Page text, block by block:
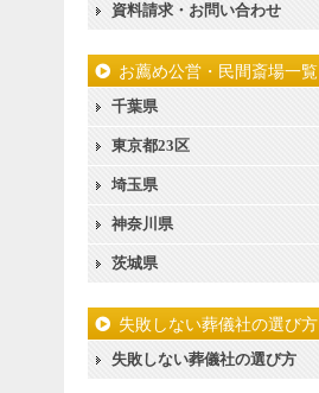
資料請求・お問い合わせ
お薦め公営・民間斎場一覧
千葉県
東京都23区
埼玉県
神奈川県
茨城県
失敗しない葬儀社の選び方
失敗しない葬儀社の選び方